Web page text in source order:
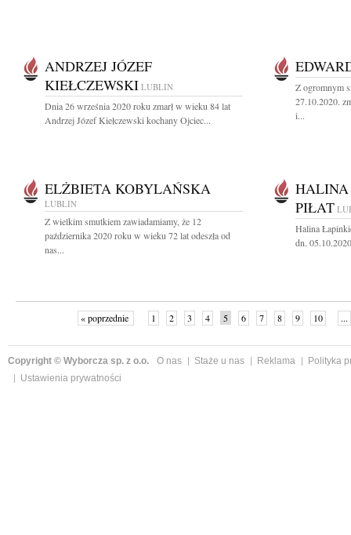
ANDRZEJ JÓZEF
KIEŁCZEWSKI LUBLIN
Dnia 26 września 2020 roku zmarł w wieku 84 lat
Andrzej Józef Kiełczewski kochany Ojciec...
Z ogromnym
27.10.2020.
i...
ELŻBIETA KOBYLAŃSKA
LUBLIN
Z wielkim smutkiem zawiadamiamy, że 12
października 2020 roku w wieku 72 lat odeszła od
nas...
PIŁAT
Halina
dn.
« poprzednie 1 2 3 4 5 6 7 8 9 10 ...
Copyright © Wyborcza sp. z o.o. O nas Staże u nas Reklama
Polityka
Ustawienia prywatności